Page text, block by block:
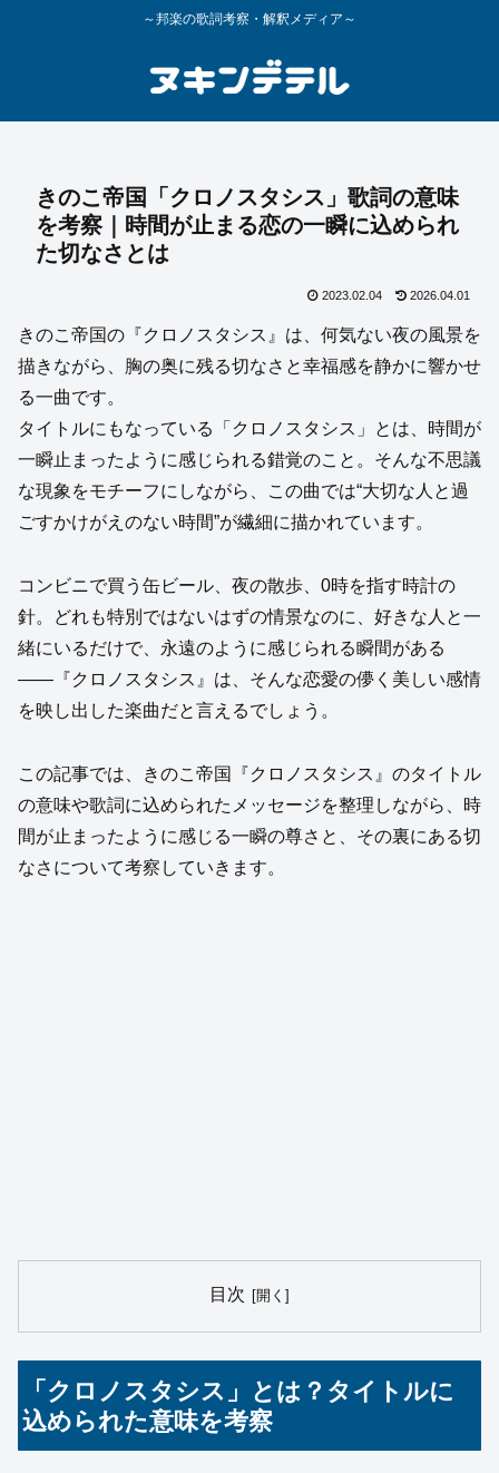
～邦楽の歌詞考察・解釈メディア～
きのこ帝国「クロノスタシス」歌詞の意味
を考察｜時間が止まる恋の一瞬に込められ
た切なさとは
2023.02.04 2026.04.01
きのこ帝国の『クロノスタシス』は、何気ない夜の風景を
描きながら、胸の奥に残る切なさと幸福感を静かに響かせ
る一曲です。
タイトルにもなっている「クロノスタシス」とは、時間が
一瞬止まったように感じられる錯覚のこと。そんな不思議
な現象をモチーフにしながら、この曲では“大切な人と過
ごすかけがえのない時間”が繊細に描かれています。
コンビニで買う缶ビール、夜の散歩、0時を指す時計の
針。どれも特別ではないはずの情景なのに、好きな人と一
緒にいるだけで、永遠のように感じられる瞬間がある
――『クロノスタシス』は、そんな恋愛の儚く美しい感情
を映し出した楽曲だと言えるでしょう。
この記事では、きのこ帝国『クロノスタシス』のタイトル
の意味や歌詞に込められたメッセージを整理しながら、時
間が止まったように感じる一瞬の尊さと、その裏にある切
なさについて考察していきます。
目次
「クロノスタシス」とは？タイトルに
込められた意味を考察